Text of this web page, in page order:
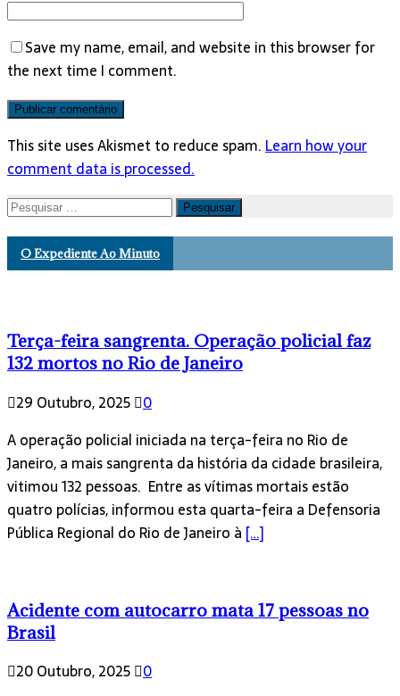
Save my name, email, and website in this browser for
the next time I comment.
This site uses Akismet to reduce spam. Learn how your
comment data is processed.
Pesquisar
O Expediente Ao Minuto
Terça-feira sangrenta. Operação policial faz
132 mortos no Rio de Janeiro
29 Outubro, 2025 0
A operação policial iniciada na terça-feira no Rio de
Janeiro, a mais sangrenta da história da cidade brasileira,
vitimou 132 pessoas. Entre as vítimas mortais estão
quatro polícias, informou esta quarta-feira a Defensoria
Pública Regional do Rio de Janeiro à […]
Acidente com autocarro mata 17 pessoas no
Brasil
20 Outubro, 2025 0